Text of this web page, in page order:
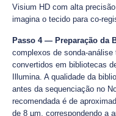
Visium HD com alta
imagina o tecido para co-
Passo 4 — Preparação da
complexos de sonda-
convertidos em bibliotecas
Illumina. A qualidade da
antes da sequenciação no
recomendada é de
de 8 µm, correspondendo a